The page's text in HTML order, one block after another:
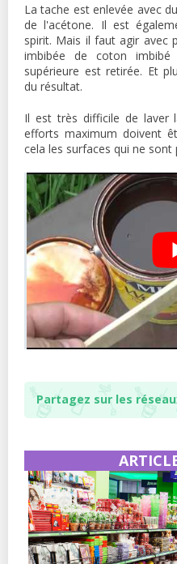
La tache est enlevée avec
de l'acétone. Il est
spirit. Mais il faut agir avec
imbibée de coton
supérieure est retirée. Et
du résultat.
Il est très difficile de laver
efforts maximum doivent
cela les surfaces qui ne
Partagez sur les